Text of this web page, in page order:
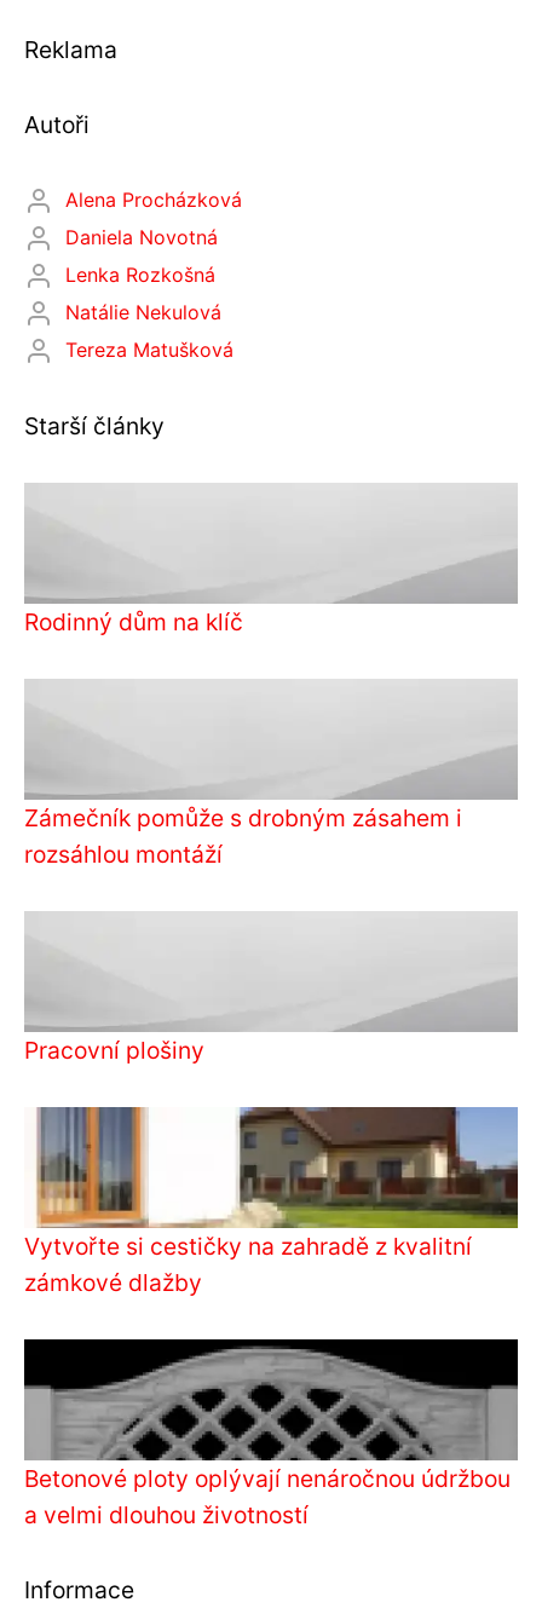
Reklama
Autoři
Alena Procházková
Daniela Novotná
Lenka Rozkošná
Natálie Nekulová
Tereza Matušková
Starší články
Rodinný dům na klíč
Zámečník pomůže s drobným zásahem i
rozsáhlou montáží
Pracovní plošiny
Vytvořte si cestičky na zahradě z kvalitní
zámkové dlažby
Betonové ploty oplývají nenáročnou údržbou
a velmi dlouhou životností
Informace